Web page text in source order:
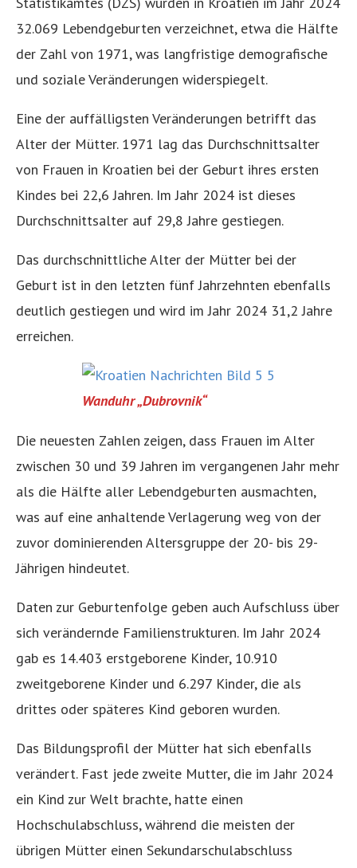
32.069 Lebendgeburten verzeichnet, etwa die Hälfte
der Zahl von 1971, was langfristige demografische
und soziale Veränderungen widerspiegelt.
Eine der auffälligsten Veränderungen betrifft das
Alter der Mütter. 1971 lag das Durchschnittsalter
von Frauen in Kroatien bei der Geburt ihres ersten
Kindes bei 22,6 Jahren. Im Jahr 2024 ist dieses
Durchschnittsalter auf 29,8 Jahre gestiegen.
Das durchschnittliche Alter der Mütter bei der
Geburt ist in den letzten fünf Jahrzehnten ebenfalls
deutlich gestiegen und wird im Jahr 2024 31,2 Jahre
erreichen.
Wanduhr „Dubrovnik“
Die neuesten Zahlen zeigen, dass Frauen im Alter
zwischen 30 und 39 Jahren im vergangenen Jahr mehr
als die Hälfte aller Lebendgeburten ausmachten,
was auf eine anhaltende Verlagerung weg von der
zuvor dominierenden Altersgruppe der 20- bis 29-
Jährigen hindeutet.
Daten zur Geburtenfolge geben auch Aufschluss über
sich verändernde Familienstrukturen. Im Jahr 2024
gab es 14.403 erstgeborene Kinder, 10.910
zweitgeborene Kinder und 6.297 Kinder, die als
drittes oder späteres Kind geboren wurden.
Das Bildungsprofil der Mütter hat sich ebenfalls
verändert. Fast jede zweite Mutter, die im Jahr 2024
ein Kind zur Welt brachte, hatte einen
Hochschulabschluss, während die meisten der
übrigen Mütter einen Sekundarschulabschluss